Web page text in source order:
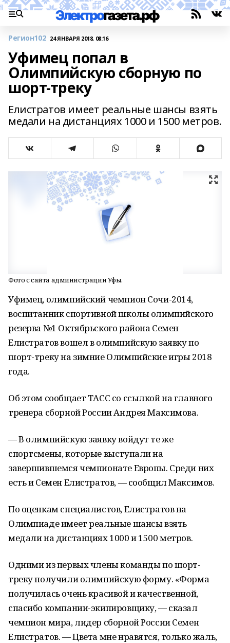
Регион102 24 ЯНВАРЯ 2018, 08:16
Уфимец попал в
Олимпийскую сборную по
шорт-треку
Елистратов имеет реальные шансы взять
медали на дистанциях 1000 и 1500 метров.
Фото с сайта администрации Уфы.
Уфимец, олимпийский чемпион Сочи-2014,
воспитанник спортивной школы олимпийского
резерва №1 Октябрьского района Семен
Елистратов вошел в олимпийскую заявку по
шорт-треку на зимние Олимпийские игры 2018
года.
Об этом сообщает ТАСС со ссылкой на главного
тренера сборной России Андрея Максимова.
— В олимпийскую заявку войдут те же
спортсмены, которые выступали на
завершившемся чемпионате Европы. Среди них
есть и Семен Елистратов, — сообщил Максимов.
По оценкам специалистов, Елистратов на
Олимпиаде имеет реальные шансы взять
медали на дистанциях 1000 и 1500 метров.
Одними из первых члены команды по шорт-
треку получили олимпийскую форму. «Форма
получилась очень красивой и качественной,
спасибо компании-экипировщику, — сказал
чемпион мира, лидер сборной России Семен
Елистратов. — Цвета мне нравятся, только жаль,